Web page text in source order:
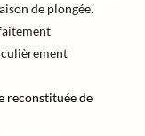
de plongée.
reconstituée de